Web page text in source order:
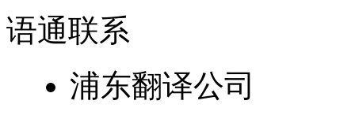
语通联系
浦东翻译公司